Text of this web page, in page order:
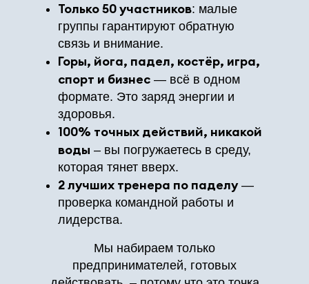
Только 50 участников: малые
группы гарантируют обратную
связь и внимание.
Горы, йога, падел, костёр, игра,
спорт и бизнес — всё в одном
формате. Это заряд энергии и
здоровья.
100% точных действий, никакой
воды – вы погружаетесь в среду,
которая тянет вверх.
2 лучших тренера по паделу—
проверка командной работы и
лидерства.
Мы набираем только
предпринимателей, готовых